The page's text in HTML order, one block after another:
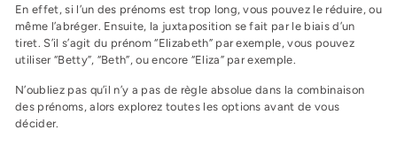
En effet, si l’un des prénoms est trop long, vous pouvez le réduire, ou
même l’abréger. Ensuite, la juxtaposition se fait par le biais d’un
tiret. S’il s’agit du prénom “Elizabeth” par exemple, vous pouvez
utiliser “Betty”, “Beth”, ou encore “Eliza” par exemple.
N’oubliez pas qu’il n’y a pas de règle absolue dans la combinaison
des prénoms, alors explorez toutes les options avant de vous
décider.